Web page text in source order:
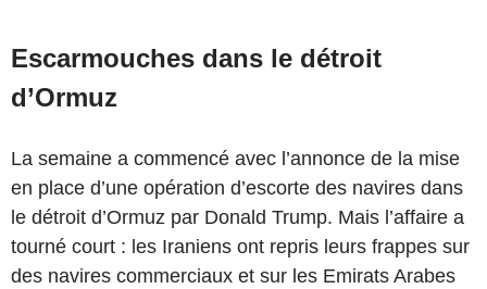
Escarmouches dans le détroit
d’Ormuz
La semaine a commencé avec l’annonce de la mise
en place d’une opération d’escorte des navires dans
le détroit d’Ormuz par Donald Trump. Mais l’affaire a
tourné court : les Iraniens ont repris leurs frappes sur
des navires commerciaux et sur les Emirats Arabes